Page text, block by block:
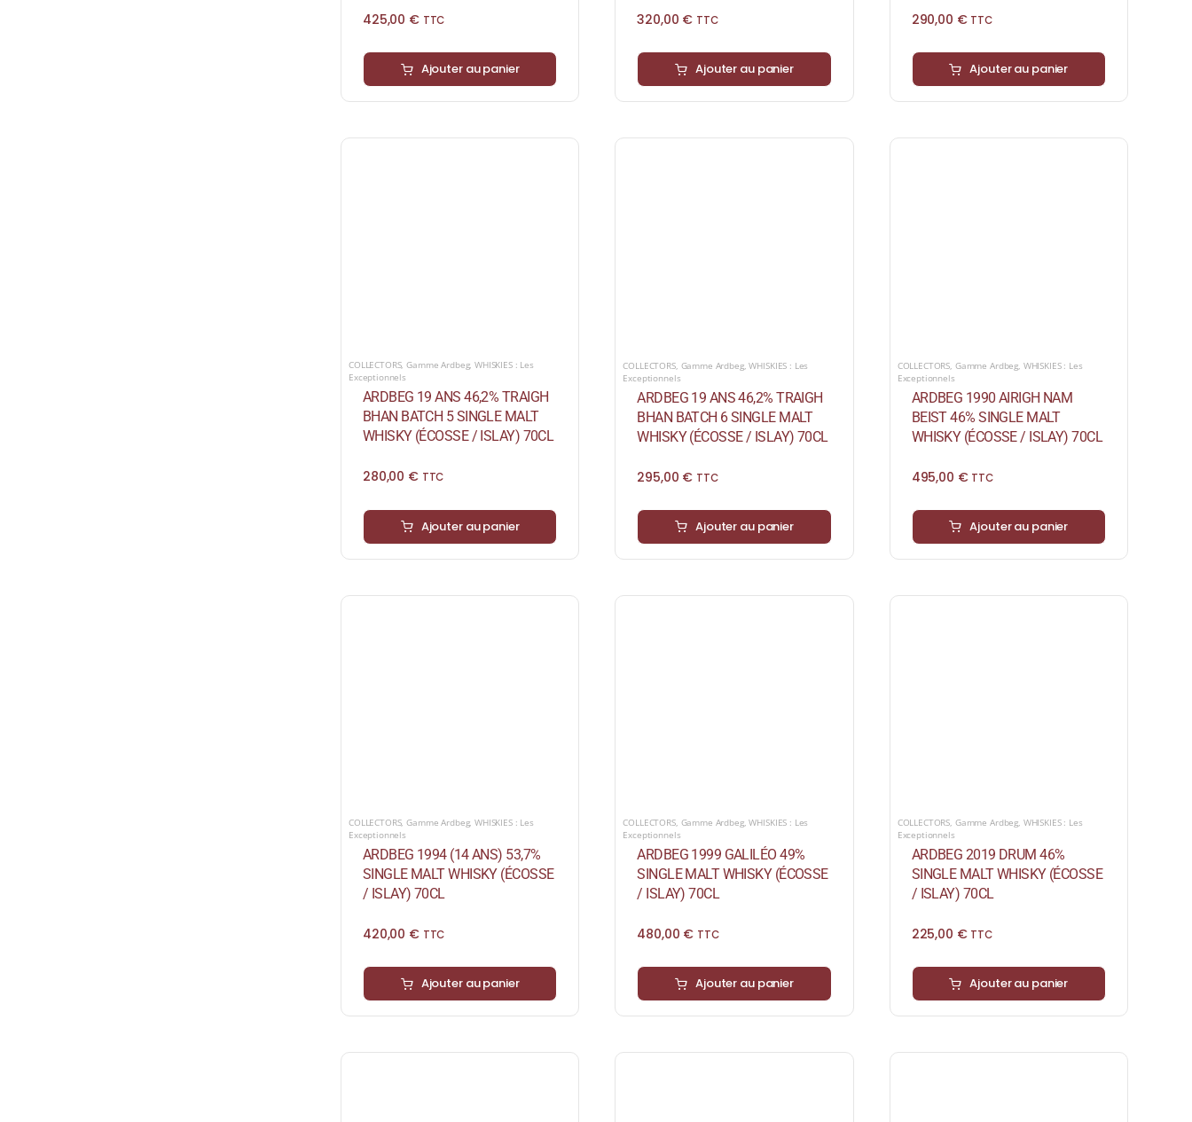
425,00 € TTC
Ajouter au panier
320,00 € TTC
Ajouter au panier
290,00 € TTC
Ajouter au panier
COLLECTORS,Gamme Ardbeg,WHISKIES : Les
Exceptionnels
ARDBEG 19 ANS 46,2% TRAIGH
BHAN BATCH 5 SINGLE MALT
WHISKY (ÉCOSSE / ISLAY) 70CL
280,00 € TTC
Ajouter au panier
COLLECTORS, Gamme Ardbeg,WHISKIES : Les
Exceptionnels
ARDBEG 19 ANS 46,2% TRAIGH
BHAN BATCH 6 SINGLE MALT
WHISKY (ÉCOSSE / ISLAY) 70CL
295,00 € TTC
Ajouter au panier
COLLECTORS Gamme Ardbeg WHISKIES : Les
Exceptionnels
ARDBEG 1990 AIRIGH NAM
BEIST 46% SINGLE MALT
WHISKY (ÉCOSSE / ISLAY) 70CL
495,00 € TTC
Ajouter au panier
COLLECTORS,Gamme Ardbeg,WHISKIES : Les
Exceptionnels
ARDBEG 1994 (14 ANS) 53,7%
SINGLE MALT WHISKY (ÉCOSSE
/ ISLAY) 70CL
420,00 € TTC
Ajouter au panier
COLLECTORS, Gamme Ardbeg,WHISKIES : Les
Exceptionnels
ARDBEG 1999 GALILÉO 49%
SINGLE MALT WHISKY (ÉCOSSE
/ ISLAY) 70CL
480,00 € TTC
Ajouter au panier
COLLECTORS, Gamme Ardbeg, WHISKIES : Les
Exceptionnels
ARDBEG 2019 DRUM 46%
SINGLE MALT WHISKY (ÉCOSSE
/ ISLAY) 70CL
225,00 € TTC
Ajouter au panier